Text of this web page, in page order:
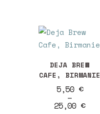
peuvent
être
sur
produit
plusieurs
variations.
DEJA BREW
CAFE, BIRMANIE
5,50 €
–
25,00 €
Plage
de
prix :